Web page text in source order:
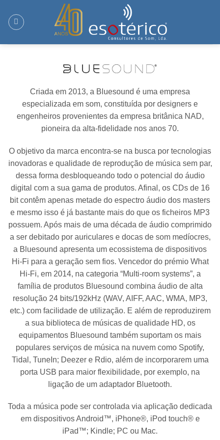
content
Criada em 2013, a Bluesound é uma empresa
especializada em som, constituída por designers e
engenheiros provenientes da empresa britânica NAD,
pioneira da alta-fidelidade nos anos 70.
O objetivo da marca encontra-se na busca por tecnologias
inovadoras e qualidade de reprodução de música sem par,
dessa forma desbloqueando todo o potencial do áudio
digital com a sua gama de produtos. Afinal, os CDs de 16
bit contêm apenas metade do espectro áudio dos masters
e mesmo isso é já bastante mais do que os ficheiros MP3
possuem. Após mais de uma década de áudio comprimido
a ser debitado por auriculares e docas de som medíocres,
a Bluesound apresenta um ecossistema de dispositivos
Hi-Fi para a geração sem fios. Vencedor do prémio What
Hi-Fi, em 2014, na categoria “Multi-room systems”, a
família de produtos Bluesound combina áudio de alta
resolução 24 bits/192kHz (WAV, AIFF, AAC, WMA, MP3,
etc.) com facilidade de utilização. E além de reproduzirem
a sua biblioteca de músicas de qualidade HD, os
equipamentos Bluesound também suportam os mais
populares serviços de música na nuvem como Spotify,
Tidal, TuneIn; Deezer e Rdio, além de incorporarem uma
porta USB para maior flexibilidade, por exemplo, na
ligação de um adaptador Bluetooth.
Toda a música pode ser controlada via aplicação dedicada
em dispositivos Android™, iPhone®, iPod touch® e
iPad™; Kindle; PC ou Mac.